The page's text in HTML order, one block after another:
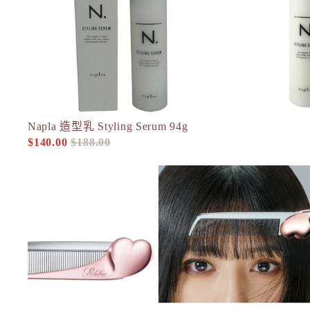
HABA 無添加主義
HACCI
K
La CASTA 護髮
LITS 植物幹細胞
MAJOLICA MAJORCA 戀愛魔
Mama & Kids 母嬰護膚
MAQuillAGE
MiMC
-26%
頭髮造型
人氣
Napla 造型乳 Styling Serum 94g
促銷價
$140.00 定價
$188.00
ReFa 心型口袋梳 HEART COMB Aira 13g